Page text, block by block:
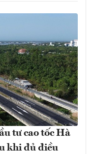
tư cao tốc Hà
khi đủ điều